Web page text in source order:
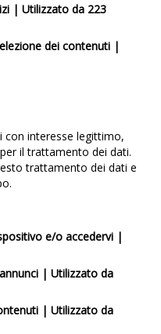
| Utilizzato da 223
dei contenuti |
con interesse legittimo,
il trattamento dei dati.
trattamento dei dati e
e/o accedervi |
| Utilizzato da
| Utilizzato da